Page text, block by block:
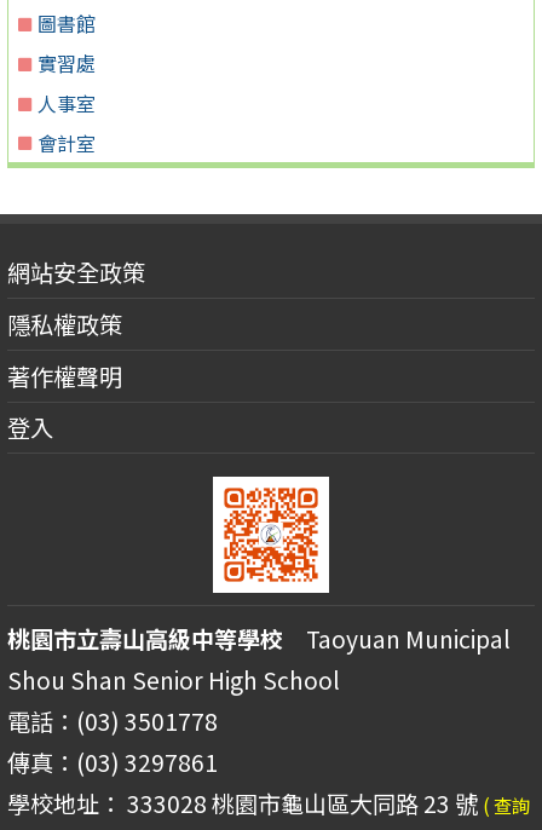
圖書館
實習處
人事室
會計室
網站安全政策
隱私權政策
著作權聲明
登入
桃園市立壽山高級中等學校 Taoyuan Municipal
Shou Shan Senior High School
電話：(03) 3501778
傳真：(03) 3297861
學校地址： 333028 桃園市龜山區大同路 23 號 ( 查詢